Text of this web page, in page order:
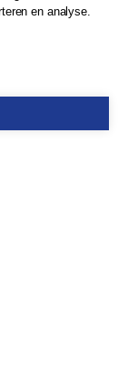
en analyse.